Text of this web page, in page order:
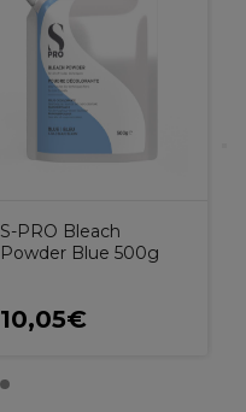
S-PRO Bleach
Powder Blue 500g
10,05€